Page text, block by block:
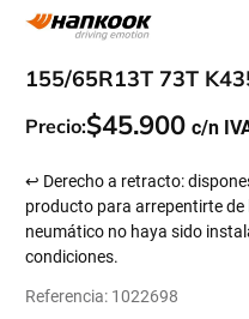
155/65R13T 73T
Precio:$45.900
↩ Derecho a retracto:
producto para arrepentirte de
neumático no haya sido
condiciones.
Referencia: 1022698